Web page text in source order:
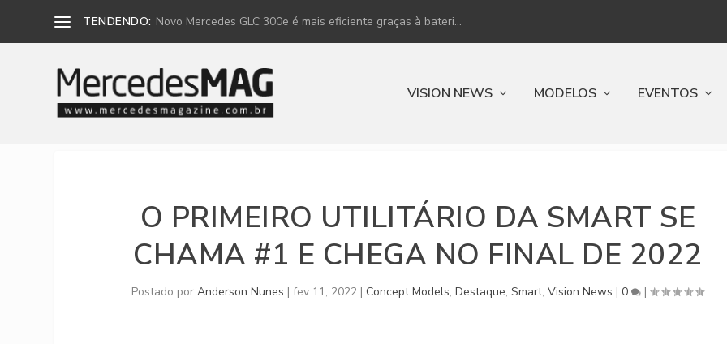
TENDENDO: Novo Mercedes GLC 300e é mais eficiente graças à bateri...
VISION NEWS MODELOS EVENTOS
O PRIMEIRO UTILITÁRIO DA SMART SE
CHAMA #1 E CHEGA NO FINAL DE 2022
Postado porAnderson Nunes |fev 11, 2022 | Concept Models,Destaque,Smart,Vision News |0 |